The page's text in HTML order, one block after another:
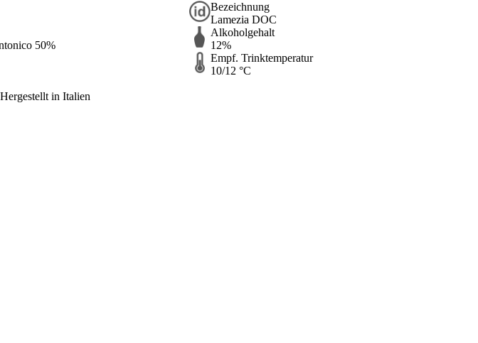
Bezeichnung
Lamezia DOC
50%
Alkoholgehalt
12%
Empf. Trinktemperatur
10/12 °C
in Italien